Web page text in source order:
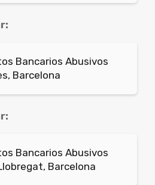
Bancarios Abusivos
Barcelona
Bancarios Abusivos
Barcelona